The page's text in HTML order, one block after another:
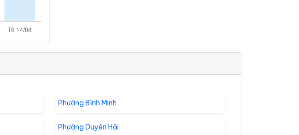
Phường Bình Minh
Phường Duyên Hải